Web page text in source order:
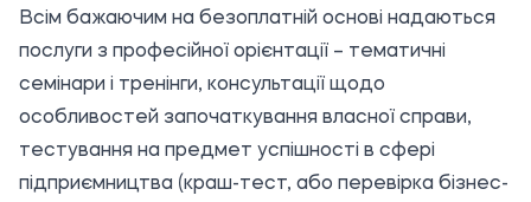
Всім бажаючим на безоплатній основі надаються
послуги з професійної орієнтації – тематичні
семінари і тренінги, консультації щодо
особливостей започаткування власної справи,
тестування на предмет успішності в сфері
підприємництва (краш-тест, або перевірка бізнес-